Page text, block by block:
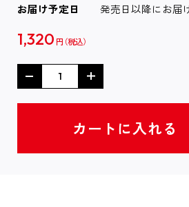
お届け予定日
発売日以降にお届
1,320 円